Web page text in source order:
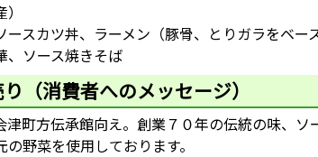
ースカツ丼、ラーメン（豚骨、とりガラをベー
、ソース焼きそば
（消費者へのメッセージ）
津町方伝承館向え。創業７０年の伝統の味、
野菜を使用しております。